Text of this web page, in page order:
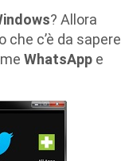
? Allora
c’è da sapere
WhatsApp e